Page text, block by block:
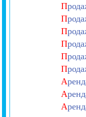
П
П
П
П
П
П
А
А
А